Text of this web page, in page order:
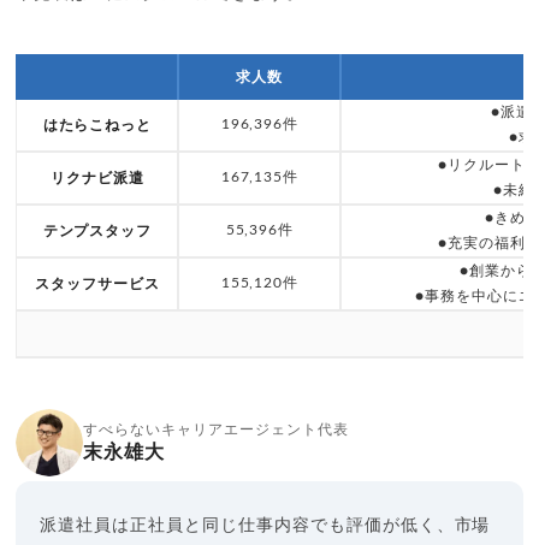
求人数
はたらこねっと 196,396件
●派遣
●求
リクナビ派遣 167,135件
●リクルート
●未経
テンプスタッフ 55,396件
●きめ
●充実の福利
スタッフサービス 155,120件
●創業から
●事務を中心にエ
すべらないキャリアエージェント代表
末永雄大
派遣社員は正社員と同じ仕事内容でも評価が低く、市場